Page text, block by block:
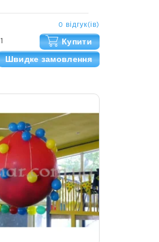
0 відгук(ів)
Купити
Швидке замовлення